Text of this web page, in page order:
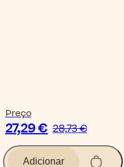
Preço
27,29 € 28,73 €
Adicionar